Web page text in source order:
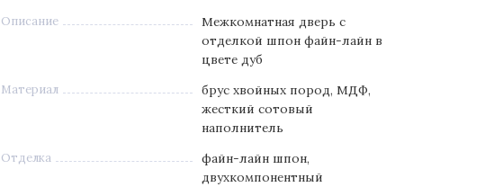
Описание
Межкомнатная дверь с
отделкой шпон файн-лайн в
цвете дуб
Материал
брус хвойных пород, МДФ,
жесткий сотовый
наполнитель
Отделка
файн-лайн шпон,
двухкомпонентный